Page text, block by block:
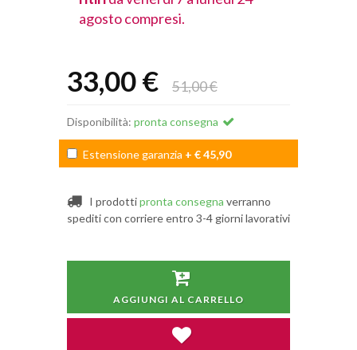
agosto compresi.
33,00 € 51,00 €
Disponibilità: pronta consegna
Estensione garanzia + € 45,90
I prodottipronta consegna verranno
spediti con corriere entro 3-4 giorni lavorativi
AGGIUNGI AL CARRELLO